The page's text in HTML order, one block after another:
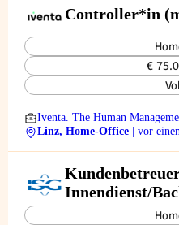
Controller*in
€
Iventa. The Human
Linz, Home-Office
| vor
Innendienst/